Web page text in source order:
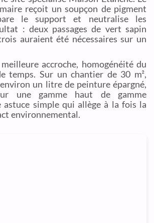
reçoit un soupçon de pigment
le support et neutralise les
: deux passages de vert sapin
auraient été nécessaires sur un
accroche, homogénéité du
temps. Sur un chantier de 30 m²,
un litre de peinture épargné,
une gamme haut de gamme
astuce simple qui allège à la fois la
environnemental.